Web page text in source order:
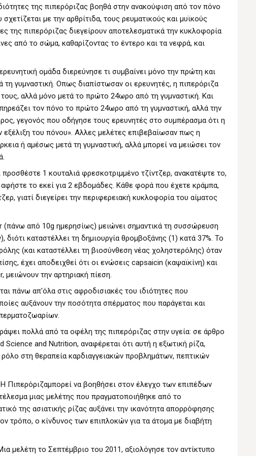
της πιπερόριζας βοηθά στην ανακούφιση από τον πόνο
με την αρθρίτιδα, τους ρευματικούς και μυϊκούς
της πιπερόριζας διεγείρουν αποτελεσματικά την κυκλοφορία
από το σώμα, καθαρίζοντας το έντερο και τα νεφρά, και
ομάδα διερεύνησε τι συμβαίνει μόνο την πρώτη και
τη γυμναστική. Οπως διαπίστωσαν οι ερευνητές, η πιπερόριζα
αλλά μόνο μετά το πρώτο 24ωρο από τη γυμναστική. Και
τον πόνο το πρώτο 24ωρο από τη γυμναστική, αλλά την
γεγονός που οδήγησε τους ερευνητές στο συμπέρασμα ότι η
εξέλιξη του πόνου». Αλλες μελέτες επιβεβαίωσαν πως η
ή αμέσως μετά τη γυμναστική, αλλά μπορεί να μειώσει τον
1 κουταλιά φρεσκοτριμμένο τζίντζερ, ανακατέψτε το,
το εκεί για 2 εβδομάδες. Kάθε φορά που έχετε κράμπα,
γιατί διεγείρει την περιφερειακή κυκλοφορία του αίματος
από 10g ημερησίως) μειώνει σημαντικά τη συσσώρευση
διότι καταστέλλει τη δημιουργία θρομβοξάνης (1) κατά 37%. Το
(και καταστέλλει τη βιοσύνθεση νέας χοληστερόλης) όταν
έχει αποδειχθεί ότι οι ενώσεις capsaicin (καψαϊκίνη) και
μειώνουν την αρτηριακή πίεση.
πάνω απ'όλα στις αφροδισιακές του ιδιότητες που
αυξάνουν την ποσότητα σπέρματος που παράγεται και
πολλά από τα οφέλη της πιπερόριζας στην υγεία: σε άρθρο
and Nutrition, αναφέρεται ότι αυτή η εξωτική ρίζα,
ρόλο στη θεραπεία καρδιαγγειακών προβλημάτων, πεπτικών
Πιπερόριζαμπορεί να βοηθήσει στον έλεγχο των επιπέδων
μιας μελέτης που πραγματοποιήθηκε από το
της ασιατικής ρίζας αυξάνει την ικανότητα απορρόφησης
τρόπο, ο κίνδυνος των επιπλοκών για τα άτομα με διαβήτη
μελέτη το Σεπτέμβριο του 2011, αξιολόγησε τον αντίκτυπο